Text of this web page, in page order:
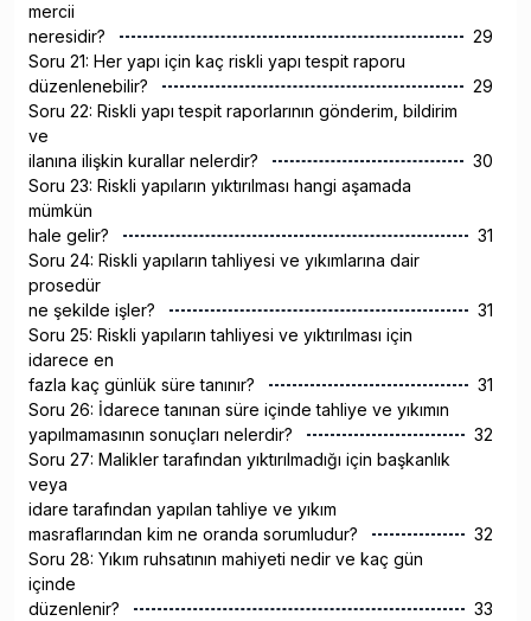
mercii
neresidir?
29
Soru 21: Her yapı için kaç riskli yapı tespit raporu
düzenlenebilir?
29
Soru 22: Riskli yapı tespit raporlarının gönderim, bildirim
ve
ilanına ilişkin kurallar nelerdir?
30
Soru 23: Riskli yapıların yıktırılması hangi aşamada
mümkün
hale gelir?
31
Soru 24: Riskli yapıların tahliyesi ve yıkımlarına dair
prosedür
ne şekilde işler?
31
Soru 25: Riskli yapıların tahliyesi ve yıktırılması için
idarece en
fazla kaç günlük süre tanınır?
31
Soru 26: İdarece tanınan süre içinde tahliye ve yıkımın
yapılmamasının sonuçları nelerdir?
32
Soru 27: Malikler tarafından yıktırılmadığı için başkanlık
veya
idare tarafından yapılan tahliye ve yıkım
masraflarından kim ne oranda sorumludur?
32
Soru 28: Yıkım ruhsatının mahiyeti nedir ve kaç gün
içinde
düzenlenir?
33